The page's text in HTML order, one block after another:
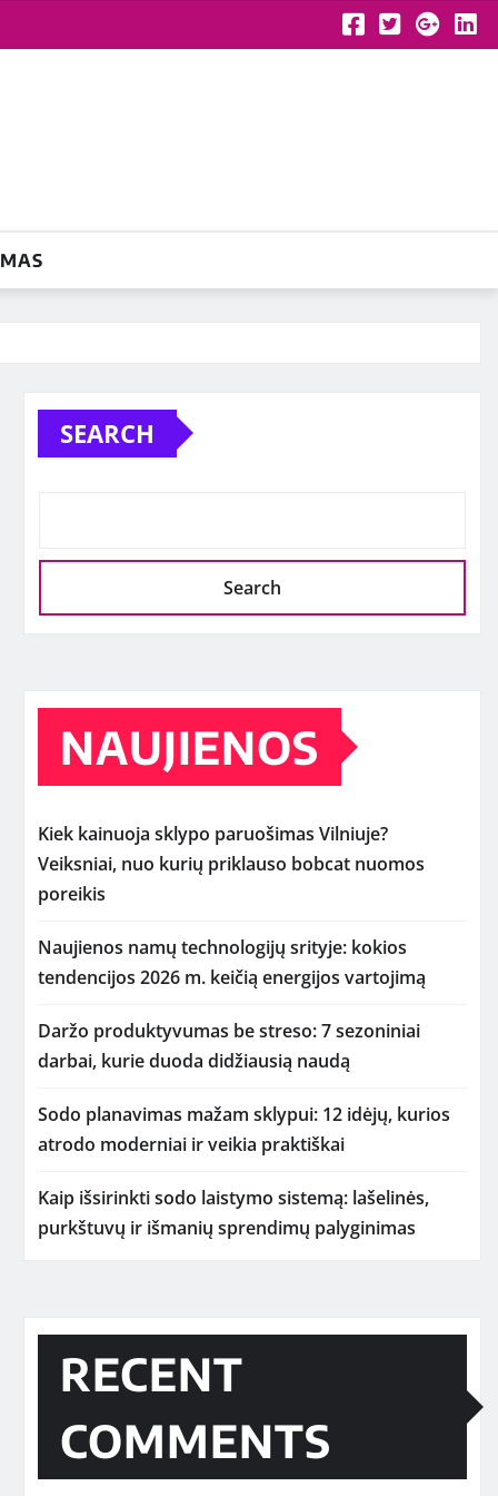
SEARCH
Search
NAUJIENOS
Kiek kainuoja sklypo paruošimas Vilniuje?
Veiksniai, nuo kurių priklauso bobcat nuomos
poreikis
Naujienos namų technologijų srityje: kokios
tendencijos 2026 m. keičią energijos vartojimą
Daržo produktyvumas be streso: 7 sezoniniai
darbai, kurie duoda didžiausią naudą
Sodo planavimas mažam sklypui: 12 idėjų, kurios
atrodo moderniai ir veikia praktiškai
Kaip išsirinkti sodo laistymo sistemą: lašelinės,
purkštuvų ir išmanių sprendimų palyginimas
RECENT
COMMENTS